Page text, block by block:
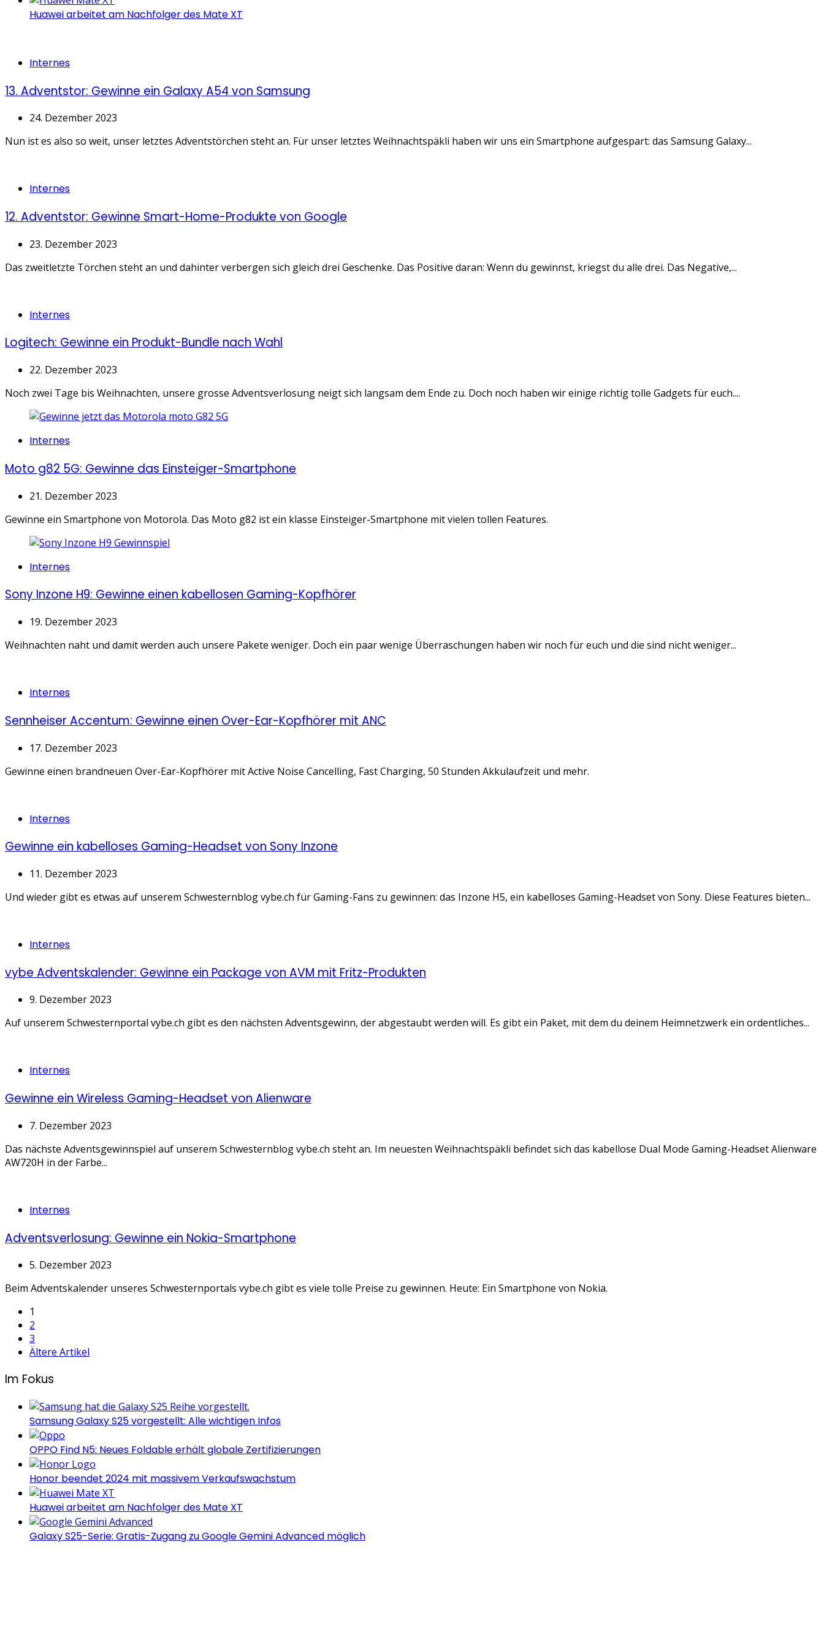
Huawei arbeitet am Nachfolger des Mate XT
Categories
Internes
13. Adventstor: Gewinne ein Galaxy A54 von Samsung
24. Dezember 2023
Nun ist es also so weit, unser letztes Adventstörchen steht an. Für unser letztes Weihnachtspäkli haben wir uns ein Smartphone aufgespart: das Samsung Galaxy...
Categories
Internes
12. Adventstor: Gewinne Smart-Home-Produkte von Google
23. Dezember 2023
Das zweitletzte Törchen steht an und dahinter verbergen sich gleich drei Geschenke. Das Positive daran: Wenn du gewinnst, kriegst du alle drei. Das Negative,...
Categories
Internes
Logitech: Gewinne ein Produkt-Bundle nach Wahl
22. Dezember 2023
Noch zwei Tage bis Weihnachten, unsere grosse Adventsverlosung neigt sich langsam dem Ende zu. Doch noch haben wir einige richtig tolle Gadgets für euch....
Categories
Internes
Moto g82 5G: Gewinne das Einsteiger-Smartphone
21. Dezember 2023
Gewinne ein Smartphone von Motorola. Das Moto g82 ist ein klasse Einsteiger-Smartphone mit vielen tollen Features.
Categories
Internes
Sony Inzone H9: Gewinne einen kabellosen Gaming-Kopfhörer
19. Dezember 2023
Weihnachten naht und damit werden auch unsere Pakete weniger. Doch ein paar wenige Überraschungen haben wir noch für euch und die sind nicht weniger...
Categories
Internes
Sennheiser Accentum: Gewinne einen Over-Ear-Kopfhörer mit ANC
17. Dezember 2023
Gewinne einen brandneuen Over-Ear-Kopfhörer mit Active Noise Cancelling, Fast Charging, 50 Stunden Akkulaufzeit und mehr.
Categories
Internes
Gewinne ein kabelloses Gaming-Headset von Sony Inzone
11. Dezember 2023
Und wieder gibt es etwas auf unserem Schwesternblog vybe.ch für Gaming-Fans zu gewinnen: das Inzone H5, ein kabelloses Gaming-Headset von Sony. Diese Features bieten...
Categories
Internes
vybe Adventskalender: Gewinne ein Package von AVM mit Fritz-Produkten
9. Dezember 2023
Auf unserem Schwesternportal vybe.ch gibt es den nächsten Adventsgewinn, der abgestaubt werden will. Es gibt ein Paket, mit dem du deinem Heimnetzwerk ein ordentliches...
Categories
Internes
Gewinne ein Wireless Gaming-Headset von Alienware
7. Dezember 2023
Das nächste Adventsgewinnspiel auf unserem Schwesternblog vybe.ch steht an. Im neuesten Weihnachtspäkli befindet sich das kabellose Dual Mode Gaming-Headset Alienware
AW720H in der Farbe...
Categories
Internes
Adventsverlosung: Gewinne ein Nokia-Smartphone
5. Dezember 2023
Beim Adventskalender unseres Schwesternportals vybe.ch gibt es viele tolle Preise zu gewinnen. Heute: Ein Smartphone von Nokia.
Seitennummerierung
der
Beiträge
1
2
3
Ältere Artikel
Im Fokus
Samsung Galaxy S25 vorgestellt: Alle wichtigen Infos
OPPO Find N5: Neues Foldable erhält globale Zertifizierungen
Honor beendet 2024 mit massivem Verkaufswachstum
Huawei arbeitet am Nachfolger des Mate XT
Galaxy S25-Serie: Gratis-Zugang zu Google Gemini Advanced möglich